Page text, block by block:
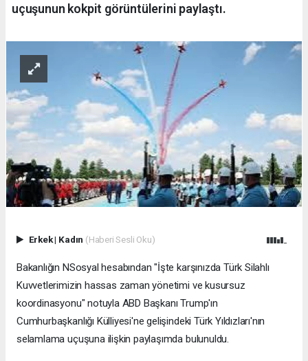
uçuşunun kokpit görüntülerini paylaştı.
Erkek| Kadın (Haberi Sesli Oku)
Bakanlığın NSosyal hesabından "İşte karşınızda Türk Silahlı
Kuvvetlerimizin hassas zaman yönetimi ve kusursuz
koordinasyonu" notuyla ABD Başkanı Trump'ın
Cumhurbaşkanlığı Külliyesi'ne gelişindeki Türk Yıldızları'nın
selamlama uçuşuna ilişkin paylaşımda bulunuldu.